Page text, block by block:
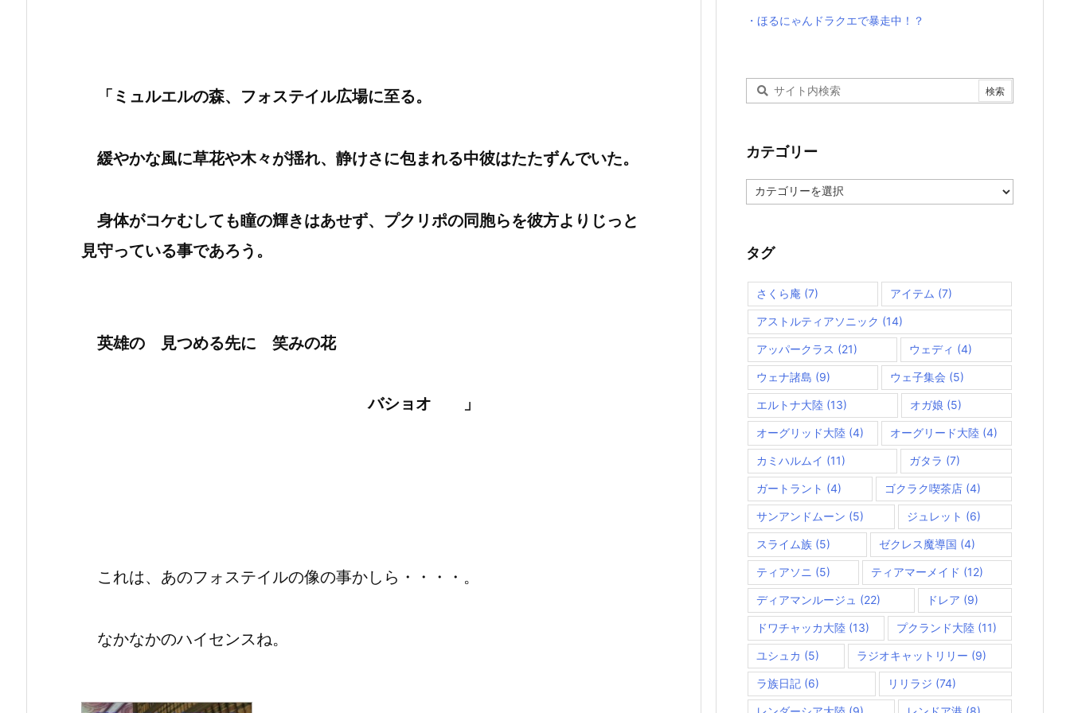
「ミュルエルの森、フォステイル広場に至る。
緩やかな風に草花や木々が揺れ、静けさに包まれる中彼はたたずんでいた。
身体がコケむしても瞳の輝きはあせず、プクリポの同胞らを彼方よりじっと
見守っている事であろう。
英雄の 見つめる先に 笑みの花
バショオ 」
これは、あのフォステイルの像の事かしら・・・・。
なかなかのハイセンスね。
・ほるにゃんドラクエで暴走中！？
カテゴリー
テ
ー
タグ
さくら庵 (7) アイテム (7)
アストルティアソニック (14)
アッパークラス (21) ウェディ (4)
ウェナ諸島 (9) ウェ子集会 (5)
エルトナ大陸 (13) オガ娘 (5)
オーグリッド大陸 (4) オーグリード大陸 (4)
カミハルムイ (11) ガタラ (7)
ガートラント (4) ゴクラク喫茶店 (4)
サンアンドムーン (5) ジュレット (6)
スライム族 (5) ゼクレス魔導国 (4)
ティアソニ (5) ティアマーメイド (12)
ディアマンルージュ (22) ドレア (9)
ドワチャッカ大陸 (13) プクランド大陸 (11)
ユシュカ (5) ラジオキャットリリー (9)
ラ族日記 (6) リリラジ (74)